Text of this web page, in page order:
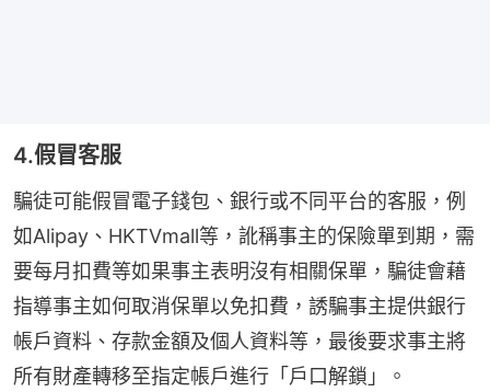
4.假冒客服
騙徒可能假冒電子錢包、銀行或不同平台的客服，例
如Alipay、HKTVmall等，訛稱事主的保險單到期，需
要每月扣費等如果事主表明沒有相關保單，騙徒會藉
指導事主如何取消保單以免扣費，誘騙事主提供銀行
帳戶資料、存款金額及個人資料等，最後要求事主將
所有財產轉移至指定帳戶進行「戶口解鎖」。